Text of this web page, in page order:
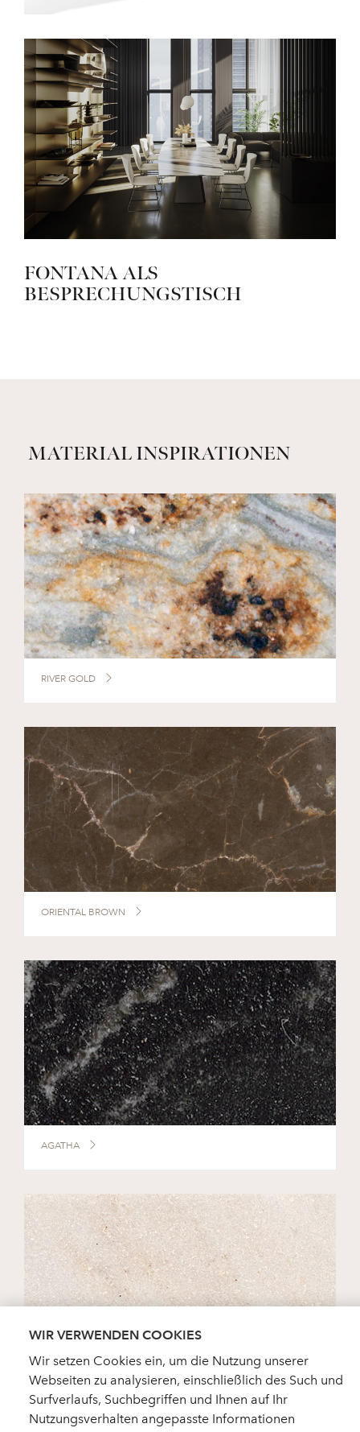
FONTANA ALS
BESPRECHUNGSTISCH
MATERIAL INSPIRATIONEN
RIVER GOLD
ORIENTAL BROWN
AGATHA
PALISANDRO
WIR VERWENDEN COOKIES
Wir setzen Cookies ein, um die Nutzung unserer
Webseiten zu analysieren, einschließlich des Such und
Surfverlaufs, Suchbegriffen und Ihnen auf Ihr
Nutzungsverhalten angepasste Informationen